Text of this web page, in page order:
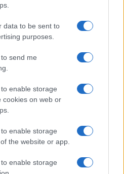
data to be sent to
purposes.
send me
enable storage
cookies on web or
enable storage
the website or app.
enable storage
unire biglietti, spostamenti
estate 2026 che unisce